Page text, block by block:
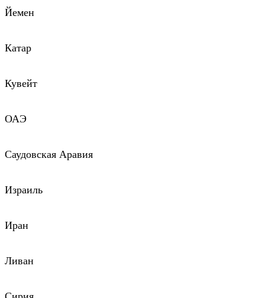
Йемен
Катар
Кувейт
ОАЭ
Саудовская Аравия
Израиль
Иран
Ливан